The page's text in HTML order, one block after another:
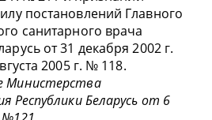
постановлений Главного
санитарного врача
от 31 декабря 2002 г.
2005 г. № 118.
Министерства
Республики Беларусь от 6